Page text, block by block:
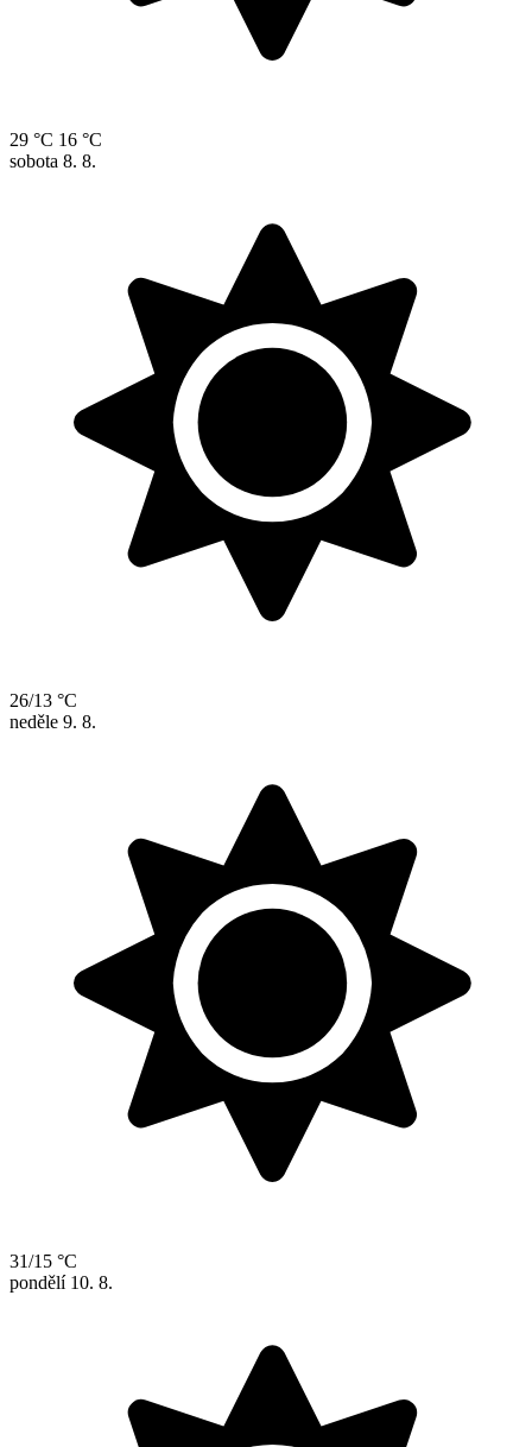
29 °C 16 °C
sobota 8. 8.
26/13 °C
neděle 9. 8.
31/15 °C
pondělí 10. 8.